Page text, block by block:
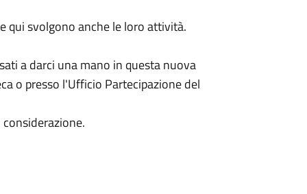
qui svolgono anche le loro attività.
a darci una mano in questa nuova
o presso l'Ufficio Partecipazione del